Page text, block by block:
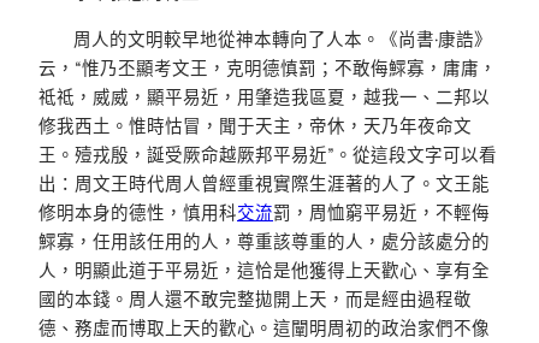
周人的文明較早地從神本轉向了人本。《尚書·康誥》
云，“惟乃丕顯考文王，克明德慎罰；不敢侮鰥寡，庸庸，
祗祗，威威，顯平易近，用肇造我區夏，越我一、二邦以
修我西土。惟時怙冒，聞于天主，帝休，天乃年夜命文
王。殪戎殷，誕受厥命越厥邦平易近”。從這段文字可以看
出：周文王時代周人曾經重視實際生涯著的人了。文王能
修明本身的德性，慎用科交流罰，周恤窮平易近，不輕侮
鰥寡，任用該任用的人，尊重該尊重的人，處分該處分的
人，明顯此道于平易近，這恰是他獲得上天歡心、享有全
國的本錢。周人還不敢完整拋開上天，而是經由過程敬
德、務虛而博取上天的歡心。這闡明周初的政治家們不像